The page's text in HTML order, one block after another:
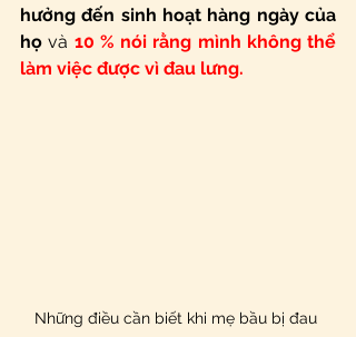
hưởng đến sinh hoạt hàng ngày của
họ và 10 % nói rằng mình không thể
làm việc được vì đau lưng.
Những điều cần biết khi mẹ bầu bị đau